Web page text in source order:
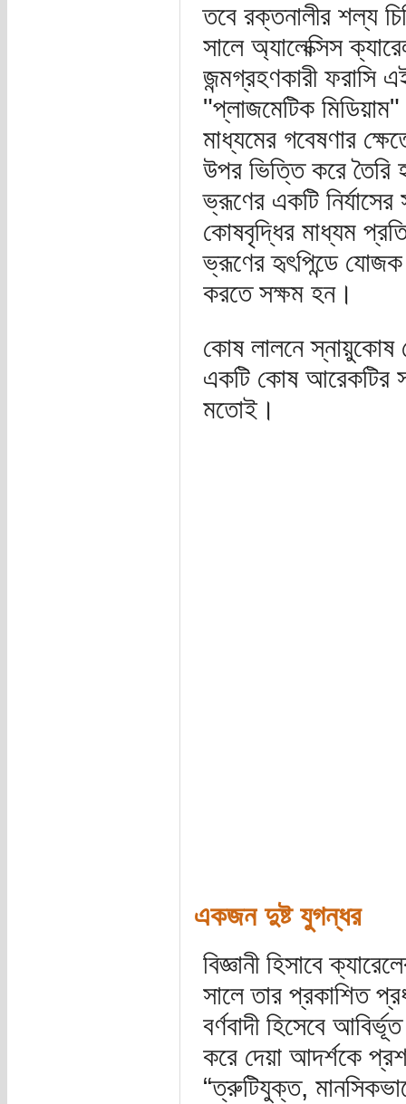
তবে রক্তনালীর শল্য
সালে অ্যালেক্সিস
জন্মগ্রহণকারী ফরাসি
"প্লাজমেটিক
মাধ্যমের গবেষণার
উপর ভিত্তি করে তৈরি
ভ্রূণের একটি নির্যাসের
কোষবৃদ্ধির মাধ্যম
ভ্রূণের হৃৎপিন্ডে
করতে সক্ষম হন।
কোষ লালনে স্নায়ুকোষ
একটি কোষ আরেকটির
মতোই।
একজন দুষ্ট যুগন্ধর
বিজ্ঞানী হিসাবে
সালে তার প্রকাশিত
বর্ণবাদী হিসেবে
করে দেয়া আদর্শকে
“ত্রুটিযুক্ত,